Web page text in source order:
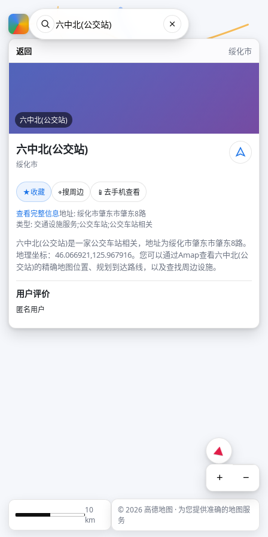
返回 绥化市
六中北(公交站)
六中北(公交站)
绥化市
★收藏 ⌖搜周边 📱 去手机查看
查看完整信息地址: 绥化市肇东市肇东8路
类型: 交通设施服务;公交车站;公交车站相关
六中北(公交站)是一家公交车站相关，地址为绥化市肇东市肇东8路。
地理坐标：46.066921,125.967916。您可以通过Amap查看六中北(公
交站)的精确地图位置、规划到达路线，以及查找周边设施。
用户评价
匿名用户
+ −
10
km
© 2026 高德地图 · 为您提供准确的地图服
务